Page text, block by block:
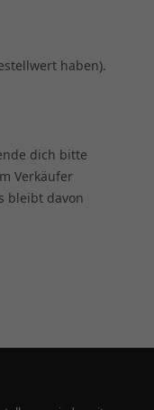
haben).
dich bitte
Verkäufer
bleibt davon